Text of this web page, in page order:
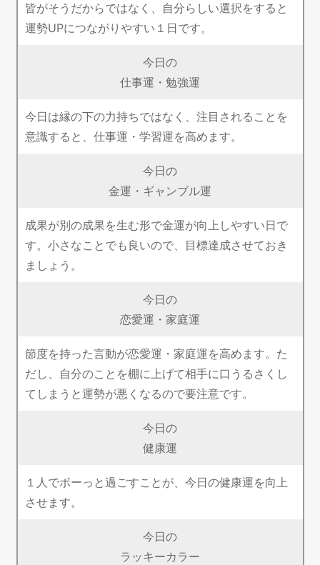
皆がそうだからではなく、自分らしい選択をすると
運勢UPにつながりやすい１日です。
今日の
仕事運・勉強運
今日は縁の下の力持ちではなく、注目されることを
意識すると、仕事運・学習運を高めます。
今日の
金運・ギャンブル運
成果が別の成果を生む形で金運が向上しやすい日で
す。小さなことでも良いので、目標達成させておき
ましょう。
今日の
恋愛運・家庭運
節度を持った言動が恋愛運・家庭運を高めます。た
だし、自分のことを棚に上げて相手に口うるさくし
てしまうと運勢が悪くなるので要注意です。
今日の
健康運
１人でボーっと過ごすことが、今日の健康運を向上
させます。
今日の
ラッキーカラー